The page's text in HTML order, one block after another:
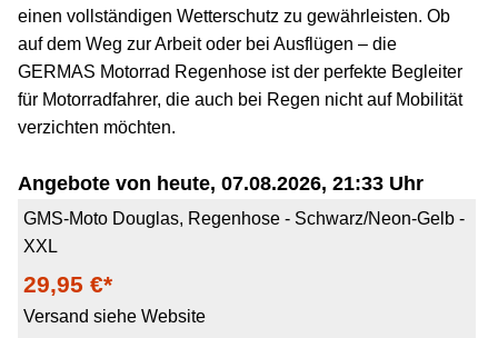
einen vollständigen Wetterschutz zu gewährleisten. Ob
auf dem Weg zur Arbeit oder bei Ausflügen – die
GERMAS Motorrad Regenhose ist der perfekte Begleiter
für Motorradfahrer, die auch bei Regen nicht auf Mobilität
verzichten möchten.
Angebote von heute, 07.08.2026, 21:33 Uhr
GMS-Moto Douglas, Regenhose - Schwarz/Neon-Gelb -
XXL
29,95 €*
Versand siehe Website